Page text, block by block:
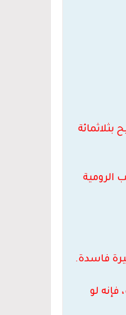
الرومية
فاسدة.
فإنه لو